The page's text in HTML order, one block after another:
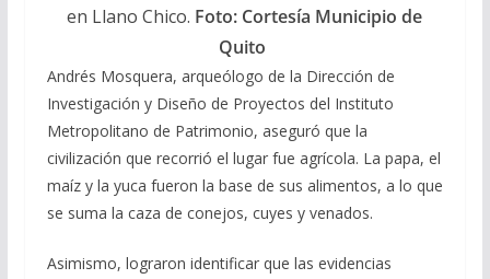
en Llano Chico. Foto: Cortesía Municipio de
Quito
Andrés Mosquera, arqueólogo de la Dirección de
Investigación y Diseño de Proyectos del Instituto
Metropolitano de Patrimonio, aseguró que la
civilización que recorrió el lugar fue agrícola. La papa, el
maíz y la yuca fueron la base de sus alimentos, a lo que
se suma la caza de conejos, cuyes y venados.
Asimismo, lograron identificar que las evidencias